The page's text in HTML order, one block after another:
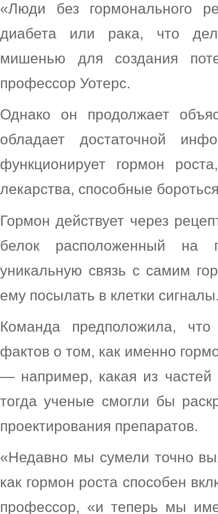
«Люди без гормонального
диабета или рака, что
мишенью для создания
профессор Уотерс.
Однако он продолжает
обладает достаточной
функционирует гормон
лекарства, способные
Гормон действует через
белок расположенный на
уникальную связь с самим
ему посылать в клетки
Команда предположила,
фактов о том, как именно
— например, какая из
тогда ученые смогли бы
проектирования препаратов.
«Недавно мы сумели точно
как гормон роста способен
профессор, «и теперь мы